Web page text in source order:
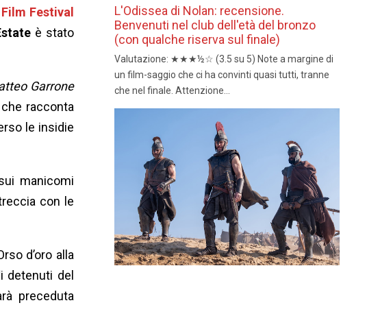
Festival
è stato
Garrone
racconta
le insidie
manicomi
con le
d’oro alla
detenuti del
preceduta
L'Odissea di Nolan: recensione.
Benvenuti nel club dell'età del bronzo
(con qualche riserva sul finale)
Valutazione: ★★★½☆ (3.5 su 5) Note a margine di
un film-saggio che ci ha convinti quasi tutti, tranne
che nel finale. Attenzione...